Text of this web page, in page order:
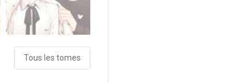
Tous les tomes